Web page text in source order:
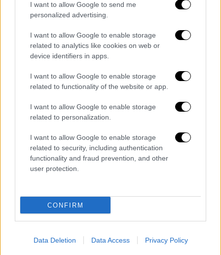
I want to allow Google to send me
personalized advertising.
I want to allow Google to enable storage
related to analytics like cookies on web or
device identifiers in apps.
I want to allow Google to enable storage
related to functionality of the website or app.
I want to allow Google to enable storage
related to personalization.
I want to allow Google to enable storage
related to security, including authentication
functionality and fraud prevention, and other
user protection.
CONFIRM
Data Deletion Data Access Privacy Policy
χαρακτηριστικά ο ίδιος, «η κατάδυση μου
ήταν καλή, αλλά είμαι κουρασμένος.
Συνολικά αισθάνθηκα δυνατός και καθαρός,
αλλά δεν είναι το αγαπημένο μου αγώνισμα».
View this post on Instagram